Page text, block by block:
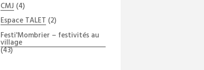
CMJ (4)
Espace TALET (2)
Festi'Mombrier – festivités au
village
(43)